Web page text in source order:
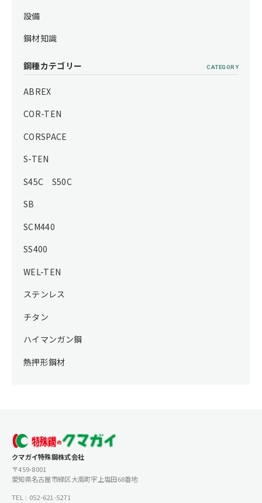
設備
鋼材知識
鋼種カテゴリー CATEGORY
ABREX
COR-TEN
CORSPACE
S-TEN
S45C S50C
SB
SCM440
SS400
WEL-TEN
ステンレス
チタン
ハイマンガン鋼
熱押形鋼材
クマガイ特殊鋼株式会社
〒459-8001
愛知県名古屋市緑区大高町字上塩田68番地
TEL : 052-621-5271